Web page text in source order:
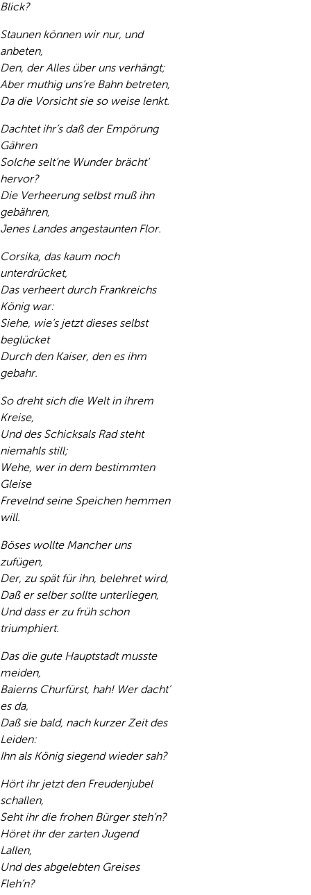
Blick?
Staunen können wir nur, und
anbeten,
Den, der Alles über uns verhängt;
Aber muthig uns’re Bahn betreten,
Da die Vorsicht sie so weise lenkt.
Dachtet ihr’s daß der Empörung
Gähren
Solche selt’ne Wunder brächt’
hervor?
Die Verheerung selbst muß ihn
gebähren,
Jenes Landes angestaunten Flor.
Corsika, das kaum noch
unterdrücket,
Das verheert durch Frankreichs
König war:
Siehe, wie’s jetzt dieses selbst
beglücket
Durch den Kaiser, den es ihm
gebahr.
So dreht sich die Welt in ihrem
Kreise,
Und des Schicksals Rad steht
niemahls still;
Wehe, wer in dem bestimmten
Gleise
Frevelnd seine Speichen hemmen
will.
Böses wollte Mancher uns
zufügen,
Der, zu spät für ihn, belehret wird,
Daß er selber sollte unterliegen,
Und dass er zu früh schon
triumphiert.
Das die gute Hauptstadt musste
meiden,
Baierns Churfürst, hah! Wer dacht'
es da,
Daß sie bald, nach kurzer Zeit des
Leiden:
Ihn als König siegend wieder sah?
Hört ihr jetzt den Freudenjubel
schallen,
Seht ihr die frohen Bürger steh’n?
Höret ihr der zarten Jugend
Lallen,
Und des abgelebten Greises
Fleh’n?